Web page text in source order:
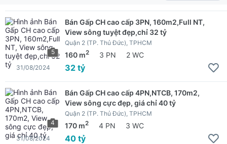
5
Bán Gấp CH cao cấp 3PN, 160m2,Full NT,
View sông tuyệt đẹp,chỉ 32 tỷ
Quận 2 (TP. Thủ Đức), TPHCM
160 m2 3 PN 2 WC
32 tỷ
31/08/2024
4
Bán Gấp CH cao cấp 4PN,NTCB, 170m2,
View sông cực đẹp, giá chỉ 40 tỷ
Quận 2 (TP. Thủ Đức), TPHCM
170 m2 4 PN 3 WC
40 tỷ
31/08/2024